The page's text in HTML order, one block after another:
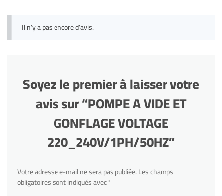
Il n’y a pas encore d’avis.
Soyez le premier à laisser votre
avis sur “POMPE A VIDE ET
GONFLAGE VOLTAGE
220_240V/1PH/50HZ”
Votre adresse e-mail ne sera pas publiée.Les champs
obligatoires sont indiqués avec*